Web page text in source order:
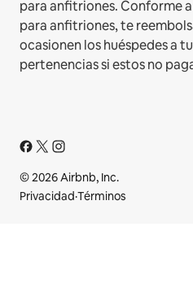
para anfitriones. Conforme
para anfitriones, te
ocasionen los huéspedes a
pertenencias si estos no
© 2026 Airbnb, Inc.
Privacidad·Términos